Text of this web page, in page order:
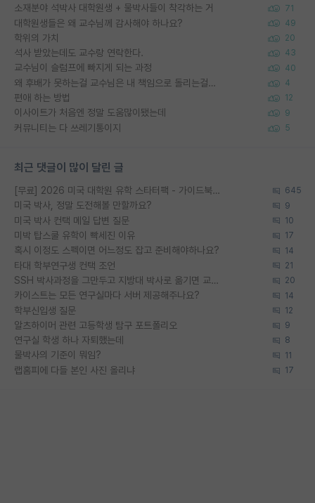
소재분야 석박사 대학원생 + 물박사들이 착각하는 거 71
대학원생들은 왜 교수님께 감사해야 하나요? 49
학위의 가치 20
석사 받았는데도 교수랑 연락한다. 43
교수님이 슬럼프에 빠지게 되는 과정 40
왜 후배가 못하는걸 교수님은 내 책임으로 돌리는걸까요? 4
편애 하는 방법 12
이사이트가 처음엔 정말 도움많이됐는데 9
커뮤니티는 다 쓰레기통이지 5
최근 댓글이 많이 달린 글
[무료] 2026 미국 대학원 유학 스타터팩 - 가이드북 & 합격자 컨택메일 템플릿 645
미국 박사, 정말 도전해볼 만할까요? 9
미국 박사 컨택 메일 답변 질문 10
미박 탑스쿨 유학이 빡세진 이유 17
혹시 이정도 스펙이면 어느정도 잡고 준비해야하나요? 14
타대 학부연구생 컨택 조언 21
SSH 박사과정을 그만두고 지방대 박사로 옮기면 교수의 꿈은 끝일까요? 20
카이스트는 모든 연구실마다 서버 제공해주나요? 14
학부신입생 질문 12
알츠하이머 관련 고등학생 탐구 포트폴리오 9
연구실 학생 하나 자퇴했는데 8
물박사의 기준이 뭐임? 11
랩홈피에 다들 본인 사진 올리냐 17